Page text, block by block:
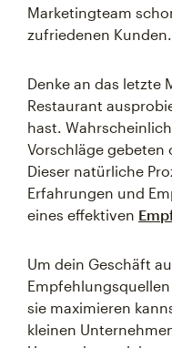
Marketingteam
zufriedenen Kunden.
Denke an das letzte
Restaurant
hast.
Vorschläge gebeten
Dieser natürliche
Erfahrungen und
eines effektiven
Um dein Geschäft
sie maximieren
kleinen